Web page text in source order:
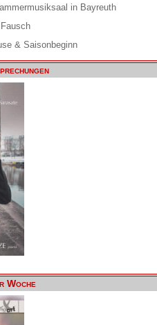
in Bayreuth
& Saisonbeginn
Woche